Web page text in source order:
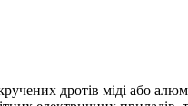
дротів міді або